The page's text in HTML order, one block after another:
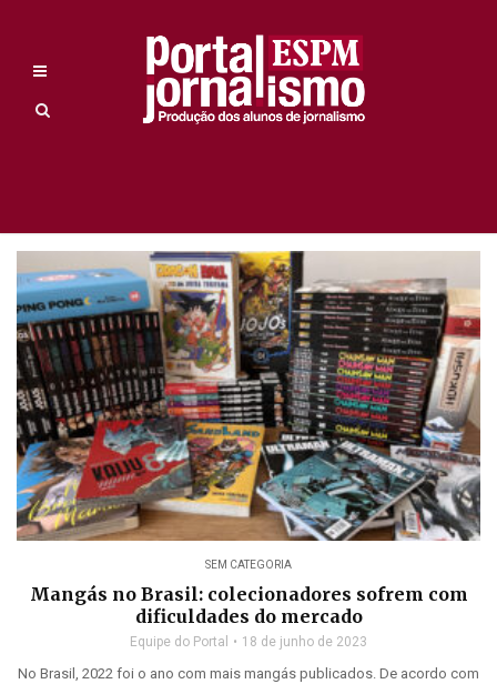
SEM CATEGORIA
Mangás no Brasil: colecionadores sofrem com
dificuldades do mercado
Equipe do Portal 18 de junho de 2023
No Brasil, 2022 foi o ano com mais mangás publicados. De acordo com